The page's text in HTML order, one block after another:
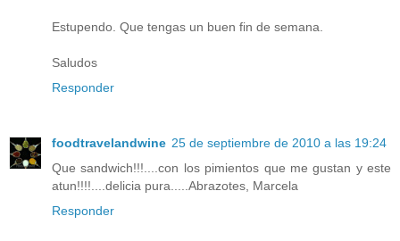
Estupendo. Que tengas un buen fin de semana.
Saludos
Responder
foodtravelandwine 25 de septiembre de 2010 a las 19:24
Que sandwich!!!....con los pimientos que me gustan y este
atun!!!!....delicia pura.....Abrazotes, Marcela
Responder